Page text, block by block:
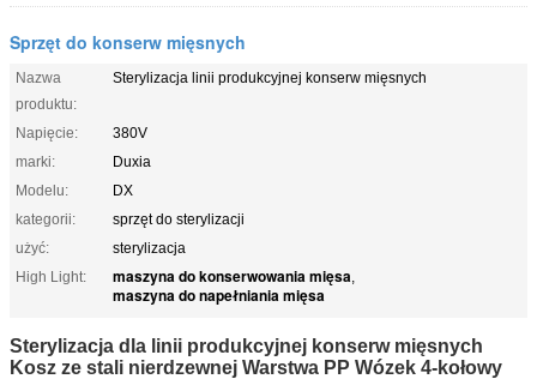
Sprzęt do konserw mięsnych
Nazwa
produktu:
Sterylizacja linii produkcyjnej konserw mięsnych
Napięcie:
380V
marki:
Duxia
Modelu:
DX
kategorii:
sprzęt do sterylizacji
użyć:
sterylizacja
High Light:
maszyna do konserwowania mięsa,
maszyna do napełniania mięsa
Sterylizacja dla linii produkcyjnej konserw mięsnych
Kosz ze stali nierdzewnej Warstwa PP Wózek 4-kołowy